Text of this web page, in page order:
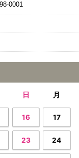
0001
日 月
16 17
23 24